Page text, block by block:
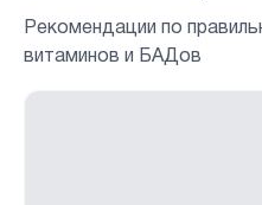
Рекомендации по
витаминов и БАДов